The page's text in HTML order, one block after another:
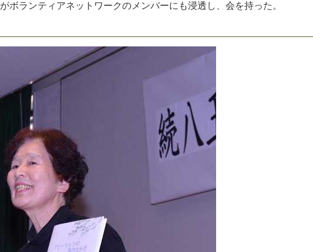
がボラ ンテ ィ アネッ ト ワークの メ ンバーに も浸透 し 会を持った 。